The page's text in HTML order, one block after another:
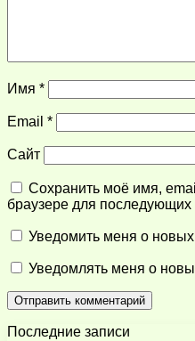
Имя *
Email *
Сайт
Сохранить моё имя,
браузере для
Уведомить меня о
Уведомлять меня о
Последние записи